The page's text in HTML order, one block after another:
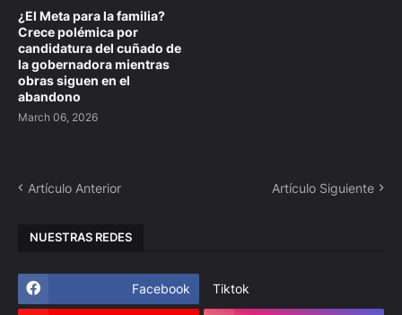
¿El Meta para la familia?
Crece polémica por
candidatura del cuñado de
la gobernadora mientras
obras siguen en el
abandono
March 06, 2026
Artículo Anterior Artículo Siguiente
NUESTRAS REDES
Facebook Tiktok